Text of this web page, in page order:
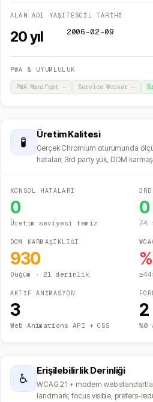
ALAN ADI YAŞI
20yıl
TESCİL TARİHİ
2006-02-09
PWA & UYUMLULUK
PWA Manifest— Service Worker —
🧪
Üretim Kalitesi
Gerçek Chromium oturumunda
hataları, 3rd party yük, DOM
KONSOL HATALARI
0
Üretim seviyesi temiz
0
74
DOM KARMAŞIKLIĞI
930
Düğüm · 21 derinlik
%
AKTİF ANİMASYON
3
Web Animations API + CSS
2
♿
Erişilebilirlik Derinliği
WCAG 2.1 + modern web
landmark, focus visible, prefers-